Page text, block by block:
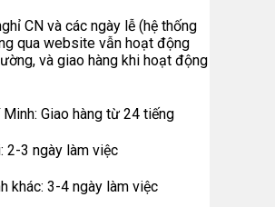
CN và các ngày lễ (hệ thống
qua website vẫn hoạt động
và giao hàng khi hoạt động
Minh: Giao hàng từ 24 tiếng
2-3 ngày làm việc
khác: 3-4 ngày làm việc